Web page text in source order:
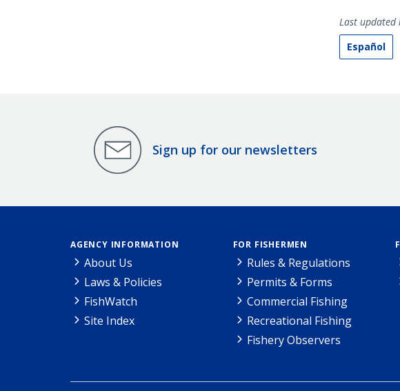
Last updated
Español
Sign up for our newsletters
AGENCY INFORMATION
About Us
Laws & Policies
FishWatch
Site Index
FOR FISHERMEN
Rules & Regulations
Permits & Forms
Commercial Fishing
Recreational Fishing
Fishery Observers